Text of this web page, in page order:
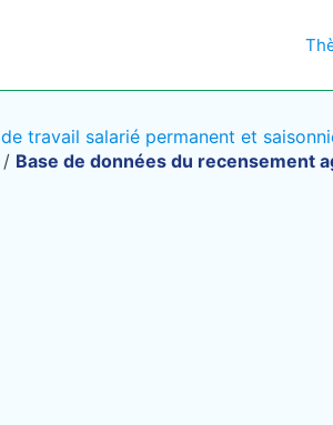
travail salarié permanent et
/ Base de données du recensement